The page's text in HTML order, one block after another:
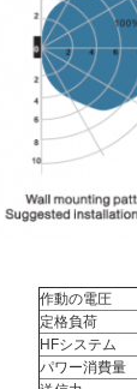
作動の電圧
定格負荷
HFシステム
パワー消費量